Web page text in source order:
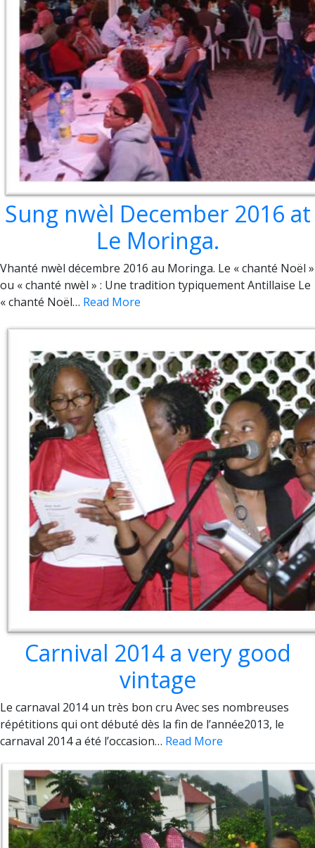
Sung nwèl December 2016 at
Le Moringa.
Vhanté nwèl décembre 2016 au Moringa. Le « chanté Noël »
ou « chanté nwèl » : Une tradition typiquement Antillaise Le
« chanté Noël… Read More
Carnival 2014 a very good
vintage
Le carnaval 2014 un très bon cru Avec ses nombreuses
répétitions qui ont débuté dès la fin de l’année2013, le
carnaval 2014 a été l’occasion… Read More